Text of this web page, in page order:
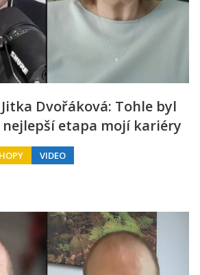
Dvořáková: Tohle byl
nejlepší etapa mojí kariéry
VIDEO